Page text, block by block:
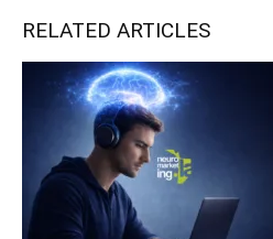
RELATED ARTICLES